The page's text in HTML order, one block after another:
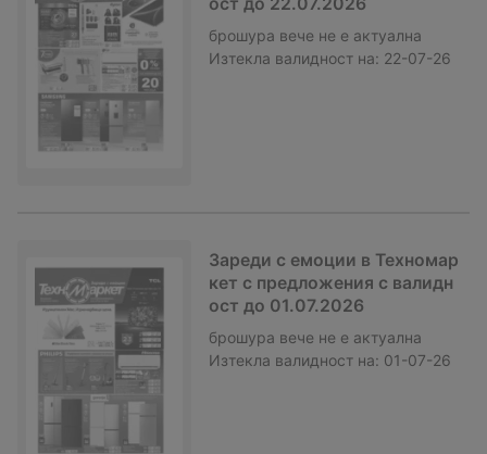
брошура вече не е актуална
Изтекла валидност на: 22-07-26
Зареди с емоции в Техномар
кет с предложения с валидн
ост до 01.07.2026
брошура вече не е актуална
Изтекла валидност на: 01-07-26